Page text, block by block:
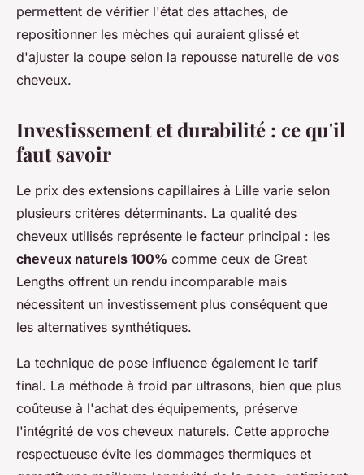
permettent de vérifier l'état des attaches, de
repositionner les mèches qui auraient glissé et
d'ajuster la coupe selon la repousse naturelle de vos
cheveux.
Investissement et durabilité : ce qu'il
faut savoir
Le prix des extensions capillaires à Lille varie selon
plusieurs critères déterminants. La qualité des
cheveux utilisés représente le facteur principal : les
cheveux naturels 100% comme ceux de Great
Lengths offrent un rendu incomparable mais
nécessitent un investissement plus conséquent que
les alternatives synthétiques.
La technique de pose influence également le tarif
final. La méthode à froid par ultrasons, bien que plus
coûteuse à l'achat des équipements, préserve
l'intégrité de vos cheveux naturels. Cette approche
respectueuse évite les dommages thermiques et